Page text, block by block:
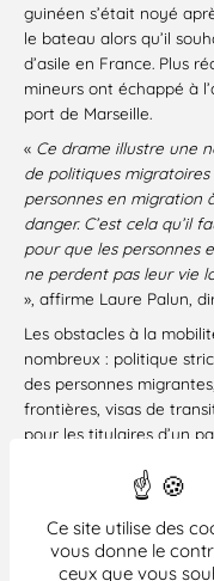
Ce site utilise des
vous donne le
ceux que vous
guinéen s’était noyé
le bateau alors qu’il
d’asile en France. Plus
mineurs ont échappé à
port de Marseille.
« Ce drame illustre une
de politiques
personnes en migration
danger. C’est cela qu’il
pour que les personnes
ne perdent pas leur vie
», affirme Laure Palun,
Les obstacles à la
nombreux : politique
des personnes
frontières, visas de
pour les titulaires d’un
amendes à l’encontre
embarqueraient des
Tant qu’il n’y aura
d’accès aux